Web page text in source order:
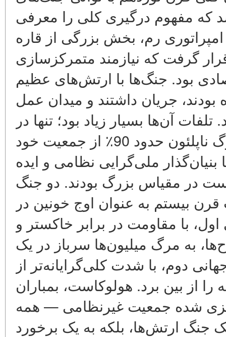
که مفهوم درگیری کلی را معرفی
امپراتوری رم، بخش بزرگی از قاره
گرفت که نیازمند متمرکزسازی
بود. جنگ‌ها با ارتش‌های عظیم
بودند، جریان داشتند و میدان عمل
آن‌ها بسیار زیاد بود؛ تنها در
جنگ روسیه 1812، ارتش بزرگ ناپلئون حدود 90٪ از جمعیت خود
ملی‌گرایی نظامی و ایده
در مقیاس بزرگ بودند. دو جنگ
بیستم به عنوان اوج خونین در
با مقاومت در برابر خاکستر و
به مرگ میلیون‌ها سرباز در یک
دوم، با شدت کلی‌گرایانه‌تر از
از بین برد. هولوکاست، بمباران
شده جمعیت غیرنظامی — همه
جنگ ارتش‌ها، بلکه به یک برخورد